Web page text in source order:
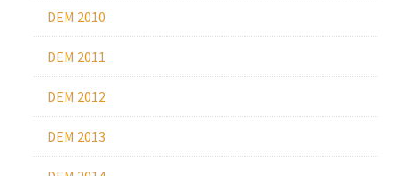
DEM 2010
DEM 2011
DEM 2012
DEM 2013